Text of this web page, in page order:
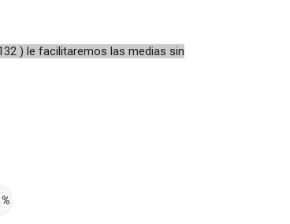
) le facilitaremos las medias sin